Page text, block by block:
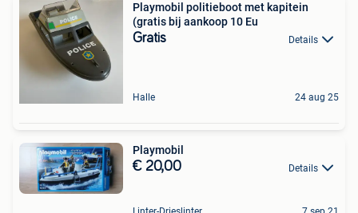
Playmobil politieboot met kapitein
(gratis bij aankoop 10 Eu
Gratis Details
Halle 24 aug 25
Playmobil
€ 20,00 Details